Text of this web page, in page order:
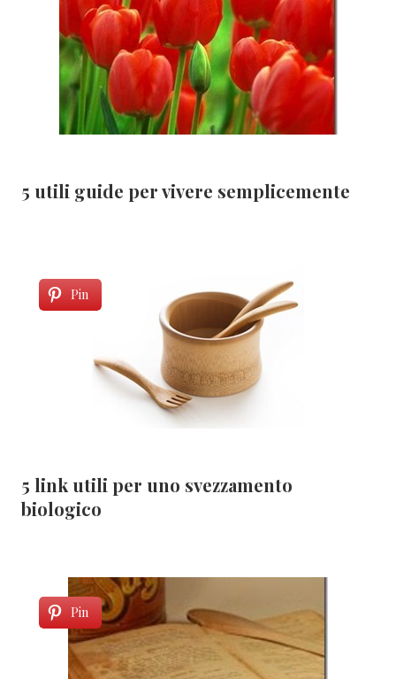
5 utili guide per vivere semplicemente
Pin
5 link utili per uno svezzamento
biologico
Pin